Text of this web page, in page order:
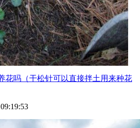
花吗（干松针可以直接拌土用来种花